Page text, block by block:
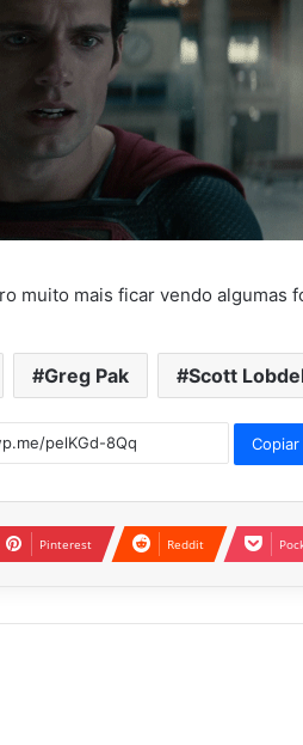
muito mais ficar vendo algumas
Greg Pak Scott
Copiar
Pinterest Reddit